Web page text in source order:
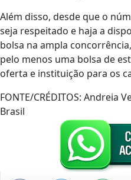
Além disso, desde que o
seja respeitado e haja a
bolsa na ampla
pelo menos uma bolsa de
oferta e instituição para os
FONTE/CRÉDITOS: Andreia
Brasil